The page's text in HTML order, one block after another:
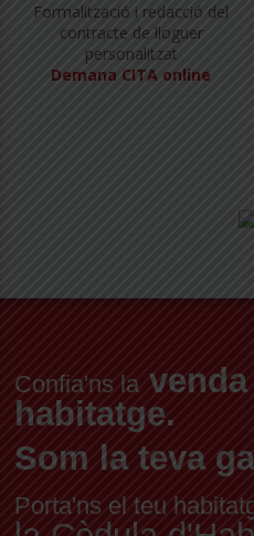
Formalització i redacció del
contracte de lloguer
personalitzat
Demana CITA online
Confia'ns la
habitatge.
Som la teva
Porta'ns el teu